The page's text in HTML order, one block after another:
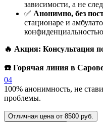
зависимости, а не
✅ Анонимно, без
стационаре и
🔥 Акция:
☎️ Горячая линия в Сарове
04
100% анонимность, не
проблемы.
Отличная цена от 8500 руб.